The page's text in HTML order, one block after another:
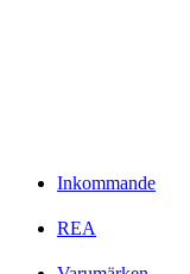
Inkommande
REA